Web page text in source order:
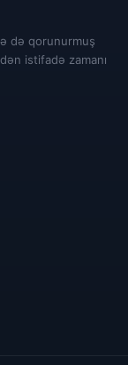
də qorunurmuş
istifadə zamanı